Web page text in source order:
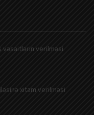
vəsaitlərin verilməsi
xitam verilməsi